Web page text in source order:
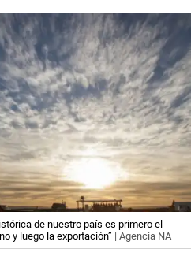
de nuestro país es primero el
y luego la exportación” | Agencia NA